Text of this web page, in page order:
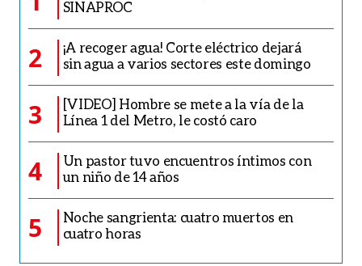
SINAPROC
2
¡A recoger agua! Corte eléctrico dejará
sin agua a varios sectores este domingo
3
[VIDEO] Hombre se mete a la vía de la
Línea 1 del Metro, le costó caro
4
Un pastor tuvo encuentros íntimos con
un niño de 14 años
5
Noche sangrienta: cuatro muertos en
cuatro horas